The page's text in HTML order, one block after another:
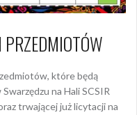
które będą
na Hali SCSIR
trwającej już licytacji na